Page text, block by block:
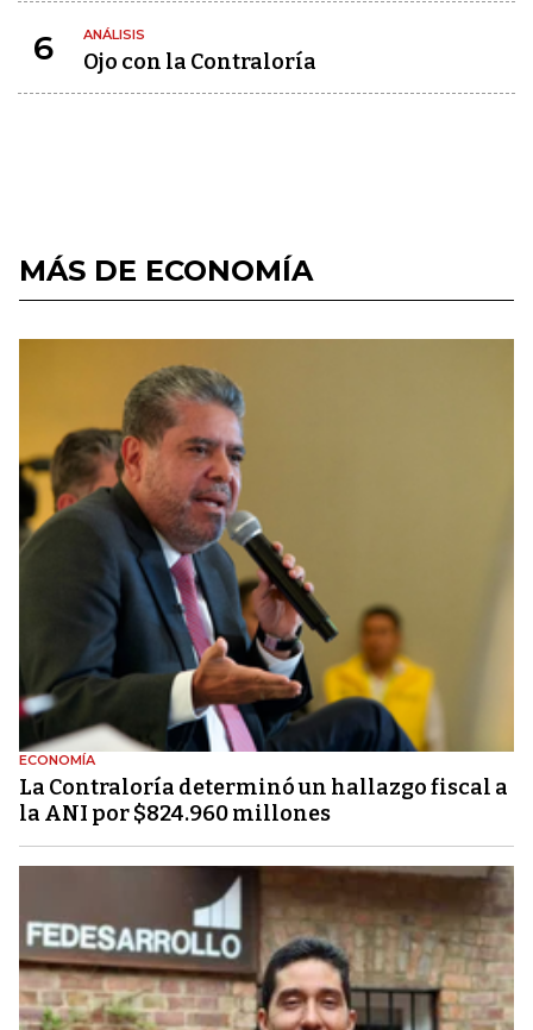
6 ANÁLISIS
Ojo con la Contraloría
MÁS DE ECONOMÍA
ECONOMÍA
La Contraloría determinó un hallazgo fiscal a
la ANI por $824.960 millones